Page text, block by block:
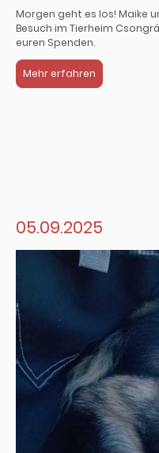
Morgen geht es los! Maike
Besuch im Tierheim
euren Spenden.
Mehr erfahren
05.09.2025